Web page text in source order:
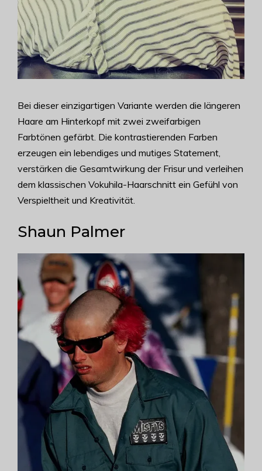
Bei dieser einzigartigen Variante werden die längeren
Haare am Hinterkopf mit zwei zweifarbigen
Farbtönen gefärbt. Die kontrastierenden Farben
erzeugen ein lebendiges und mutiges Statement,
verstärken die Gesamtwirkung der Frisur und verleihen
dem klassischen Vokuhila-Haarschnitt ein Gefühl von
Verspieltheit und Kreativität.
Shaun Palmer